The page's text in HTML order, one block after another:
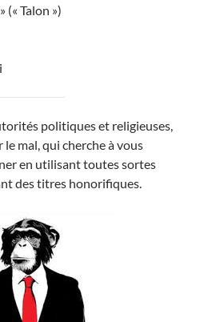
(« Talon »)
politiques et religieuses,
mal, qui cherche à vous
en utilisant toutes sortes
des titres honorifiques.